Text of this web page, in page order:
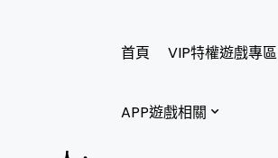
首頁 VIP特權遊戲專區
APP遊戲相關